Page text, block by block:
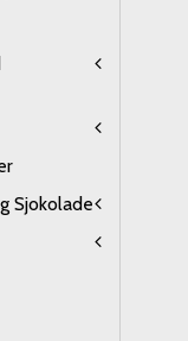
Sjokolade